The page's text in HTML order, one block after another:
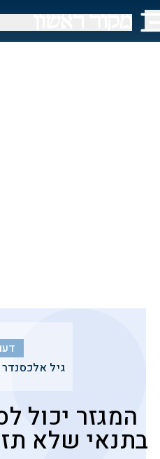
גיל אלכסנדר
המגזר יכול
בתנאי שלא